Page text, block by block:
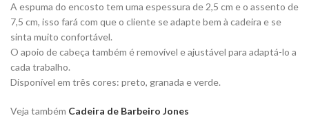
A espuma do encosto tem uma espessura de 2,5 cm e o assento de
7,5 cm, isso fará com que o cliente se adapte bem à cadeira e se
sinta muito confortável.
O apoio de cabeça também é removível e ajustável para adaptá-lo a
cada trabalho.
Disponível em três cores: preto, granada e verde.
Veja também Cadeira de Barbeiro Jones